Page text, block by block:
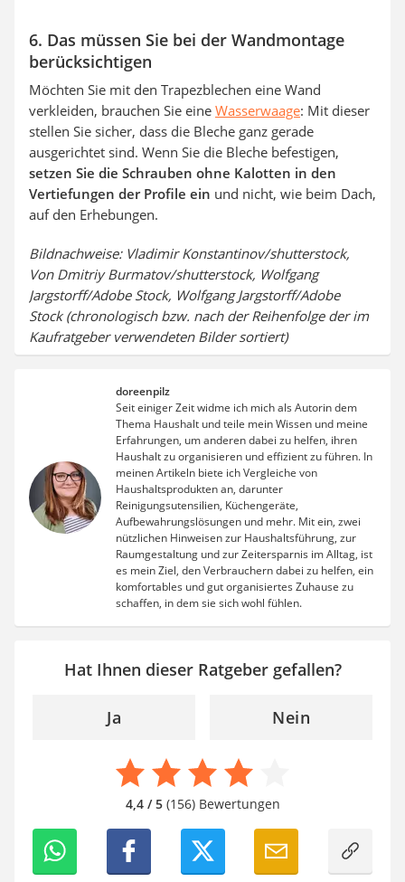
6. Das müssen Sie bei der Wandmontage
berücksichtigen
Möchten Sie mit den Trapezblechen eine Wand
verkleiden, brauchen Sie eine Wasserwaage: Mit dieser
stellen Sie sicher, dass die Bleche ganz gerade
ausgerichtet sind. Wenn Sie die Bleche befestigen,
setzen Sie die Schrauben ohne Kalotten in den
Vertiefungen der Profile ein und nicht, wie beim Dach,
auf den Erhebungen.
Bildnachweise: Vladimir Konstantinov/shutterstock,
Von Dmitriy Burmatov/shutterstock, Wolfgang
Jargstorff/Adobe Stock, Wolfgang Jargstorff/Adobe
Stock (chronologisch bzw. nach der Reihenfolge der im
Kaufratgeber verwendeten Bilder sortiert)
doreenpilz
Seit einiger Zeit widme ich mich als Autorin dem
Thema Haushalt und teile mein Wissen und meine
Erfahrungen, um anderen dabei zu helfen, ihren
Haushalt zu organisieren und effizient zu führen. In
meinen Artikeln biete ich Vergleiche von
Haushaltsprodukten an, darunter
Reinigungsutensilien, Küchengeräte,
Aufbewahrungslösungen und mehr. Mit ein, zwei
nützlichen Hinweisen zur Haushaltsführung, zur
Raumgestaltung und zur Zeitersparnis im Alltag, ist
es mein Ziel, den Verbrauchern dabei zu helfen, ein
komfortables und gut organisiertes Zuhause zu
schaffen, in dem sie sich wohl fühlen.
Hat Ihnen dieser Ratgeber gefallen?
Ja Nein
4,4 / 5(156) Bewertungen